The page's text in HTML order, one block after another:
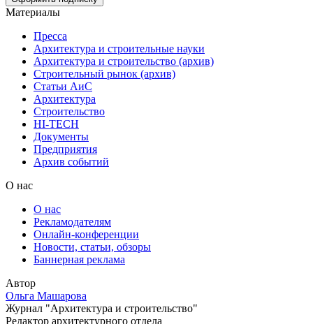
Материалы
Пресса
Архитектура и строительные науки
Архитектура и строительство (архив)
Строительный рынок (архив)
Статьи АиС
Архитектура
Строительство
HI-TECH
Документы
Предприятия
Архив событий
О нас
О нас
Рекламодателям
Онлайн-конференции
Новости, статьи, обзоры
Баннерная реклама
Автор
Ольга Машарова
Журнал "Архитектура и строительство"
Редактор архитектурного отдела